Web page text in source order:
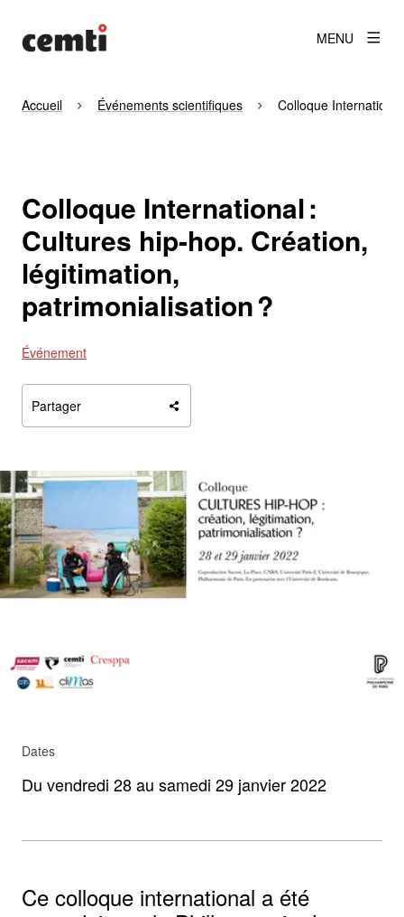
MENU
Accueil Événements scientifiques Colloque
Colloque International :
Cultures hip-hop. Création,
légitimation,
patrimonialisation ?
Événement
Partager
Agrandir
Dates
Du vendredi 28 au samedi 29 janvier 2022
Ce colloque international a été